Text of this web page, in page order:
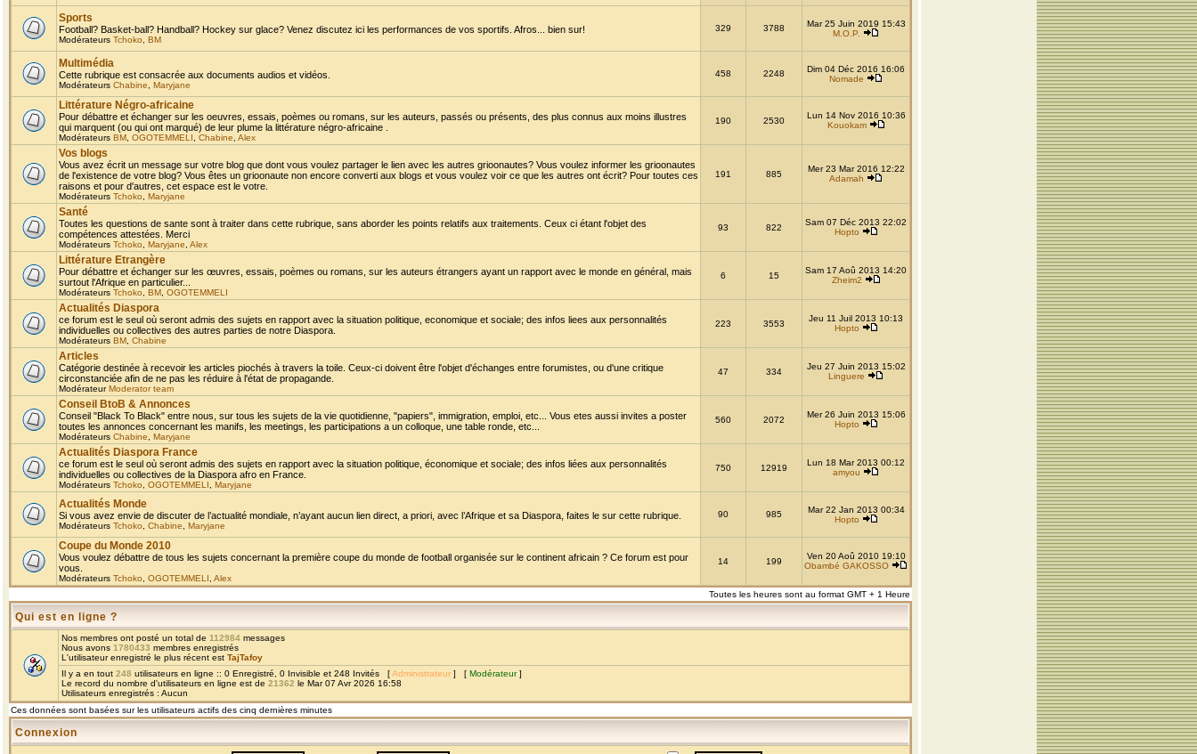
Sports
Football? Basket-ball? Handball? Hockey sur glace? Venez discutez ici les performances de vos sportifs. Afros... bien sur!
Modérateurs Tchoko BM
329 3788
Mar 25 Juin 2019 15:43
M.O.P.
Multimédia
Cette rubrique est consacrée aux documents audios et vidéos.
Modérateurs Chabine Maryjane
458 2248
Dim 04 Déc 2016 16:06
Nomade
Littérature Négro-africaine
Pour débattre et échanger sur les oeuvres, essais, poèmes ou romans, sur les auteurs, passés ou présents, des plus connus aux moins illustres
qui marquent (ou qui ont marqué) de leur plume la littérature négro-africaine .
Modérateurs BM OGOTEMMELI Chabine Alex
190 2530
Lun 14 Nov 2016 10:36
Kouokam
Vos blogs
Vous avez écrit un message sur votre blog que dont vous voulez partager le lien avec les autres grioonautes? Vous voulez informer les grioonautes
de l'existence de votre blog? Vous êtes un grioonaute non encore converti aux blogs et vous voulez voir ce que les autres ont écrit? Pour toutes ces
raisons et pour d'autres, cet espace est le votre.
Modérateurs Tchoko Maryjane
191 885
Mer 23 Mar 2016 12:22
Adamah
Santé
Toutes les questions de sante sont à traiter dans cette rubrique, sans aborder les points relatifs aux traitements. Ceux ci étant l'objet des
compétences attestées. Merci
Modérateurs Tchoko Maryjane Alex
93 822
Sam 07 Déc 2013 22:02
Hopto
Littérature Etrangère
Pour débattre et échanger sur les œuvres, essais, poèmes ou romans, sur les auteurs étrangers ayant un rapport avec le monde en général, mais
surtout l'Afrique en particulier...
Modérateurs Tchoko BM OGOTEMMELI
6 15
Sam 17 Aoû 2013 14:20
Zheim2
Actualités Diaspora
ce forum est le seul où seront admis des sujets en rapport avec la situation politique, economique et sociale; des infos liees aux personnalités
individuelles ou collectives des autres parties de notre Diaspora.
Modérateurs BM Chabine
223 3553
Jeu 11 Juil 2013 10:13
Hopto
Articles
Catégorie destinée à recevoir les articles piochés à travers la toile. Ceux-ci doivent être l'objet d'échanges entre forumistes, ou d'une critique
circonstanciée afin de ne pas les réduire à l'état de propagande.
ModérateurModerator team
47 334
Jeu 27 Juin 2013 15:02
Linguere
Conseil BtoB & Annonces
Conseil "Black To Black" entre nous, sur tous les sujets de la vie quotidienne, "papiers", immigration, emploi, etc... Vous etes aussi invites a poster
toutes les annonces concernant les manifs, les meetings, les participations a un colloque, une table ronde, etc...
Modérateurs Chabine Maryjane
560 2072
Mer 26 Juin 2013 15:06
Hopto
Actualités Diaspora France
ce forum est le seul où seront admis des sujets en rapport avec la situation politique, économique et sociale; des infos liées aux personnalités
individuelles ou collectives de la Diaspora afro en France.
Modérateurs Tchoko OGOTEMMELI Maryjane
750 12919
Lun 18 Mar 2013 00:12
amyou
Actualités Monde
Si vous avez envie de discuter de l’actualité mondiale, n’ayant aucun lien direct, a priori, avec l’Afrique et sa Diaspora, faites le sur cette rubrique.
Modérateurs Tchoko Chabine Maryjane
90 985
Mar 22 Jan 2013 00:34
Hopto
Coupe du Monde 2010
Vous voulez débattre de tous les sujets concernant la première coupe du monde de football organisée sur le continent africain ? Ce forum est pour
vous.
Modérateurs Tchoko OGOTEMMELI Alex
14 199
Ven 20 Aoû 2010 19:10
Obambé GAKOSSO
Toutes les heures sont au format GMT + 1 Heure
Qui est en ligne ?
Nos membres ont posté un total de 112984 messages
Nous avons 1780433 membres enregistrés
L'utilisateur enregistré le plus récent est TajTafoy
Il y a en tout 248 utilisateurs en ligne :: 0 Enregistré, 0 Invisible et 248 Invités [Administrateur ] [ Modérateur]
Le record du nombre d'utilisateurs en ligne est de 21362 le Mar 07 Avr 2026 16:58
Utilisateurs enregistrés : Aucun
Ces données sont basées sur les utilisateurs actifs des cinq dernières minutes
Connexion